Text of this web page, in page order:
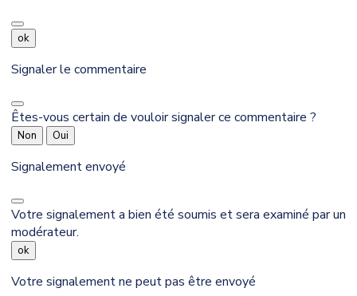
ok
Signaler le commentaire
Êtes-vous certain de vouloir signaler ce commentaire ?
Non Oui
Signalement envoyé
Votre signalement a bien été soumis et sera examiné par un
modérateur.
ok
Votre signalement ne peut pas être envoyé